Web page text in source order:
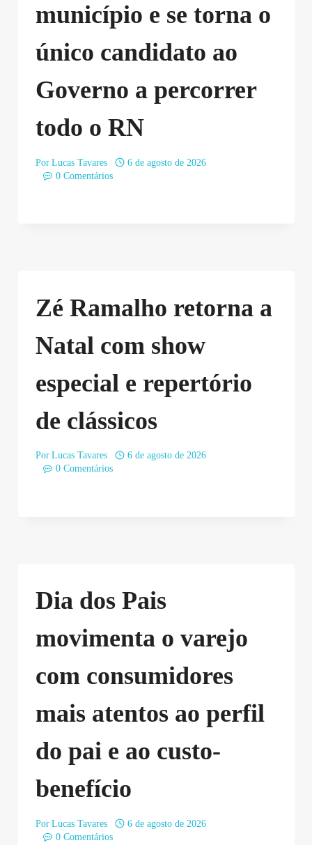
município e se torna o
único candidato ao
Governo a percorrer
todo o RN
Por Lucas Tavares
6 de agosto de 2026
0 Comentários
Zé Ramalho retorna a
Natal com show
especial e repertório
de clássicos
Por Lucas Tavares
6 de agosto de 2026
0 Comentários
Dia dos Pais
movimenta o varejo
com consumidores
mais atentos ao perfil
do pai e ao custo-
benefício
Por Lucas Tavares
6 de agosto de 2026
0 Comentários